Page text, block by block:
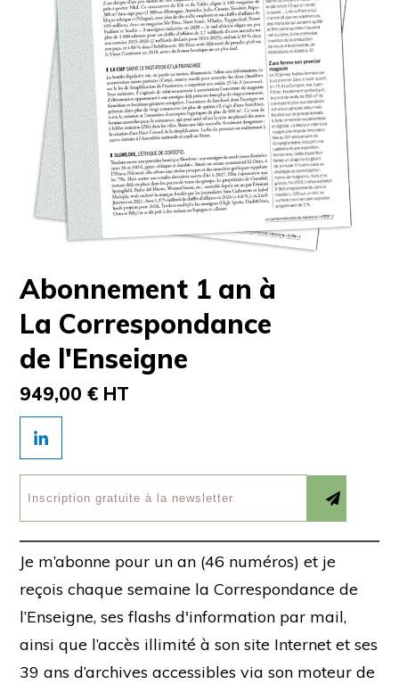
Abonnement 1 an à
La Correspondance
de l'Enseigne
949,00 € HT
Je m’abonne pour un an (46 numéros) et je
reçois chaque semaine la Correspondance de
l’Enseigne, ses flashs d'information par mail,
ainsi que l’accès illimité à son site Internet et ses
39 ans d’archives accessibles via son moteur de